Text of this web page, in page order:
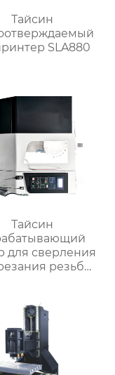
Тайсин
SLA880
Тайсин
для сверления
резьбы